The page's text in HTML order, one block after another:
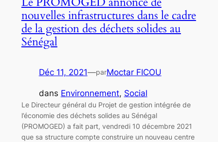
nouvelles infrastructures dans le cadre
de la gestion des déchets solides au
Sénégal
Déc 11, 2021—parMoctar FICOU
dans Environnement, Social
Le Directeur général du Projet de gestion intégrée de
l’économie des déchets solides au Sénégal
(PROMOGED) a fait part, vendredi 10 décembre 2021
que sa structure compte construire un nouveau centre